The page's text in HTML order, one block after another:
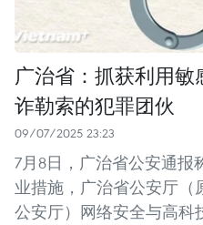
广治省：抓获利用
诈勒索的犯罪团伙
09/07/2025 23:23
7月8日，广治省公安通
业措施，广治省公安厅
公安厅）网络安全与高科